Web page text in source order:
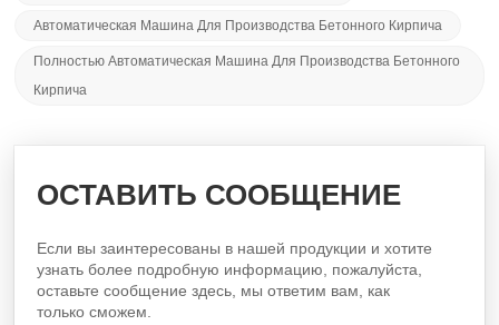
Автоматическая Машина Для Производства Бетонного Кирпича
Полностью Автоматическая Машина Для Производства Бетонного
Кирпича
ОСТАВИТЬ СООБЩЕНИЕ
Если вы заинтересованы в нашей продукции и хотите
узнать более подробную информацию, пожалуйста,
оставьте сообщение здесь, мы ответим вам, как
только сможем.